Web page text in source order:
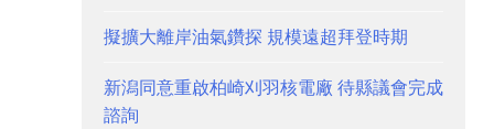
擬擴大離岸油氣鑽探 規模遠超拜登時期
新潟同意重啟柏崎刈羽核電廠 待縣議會完成
諮詢